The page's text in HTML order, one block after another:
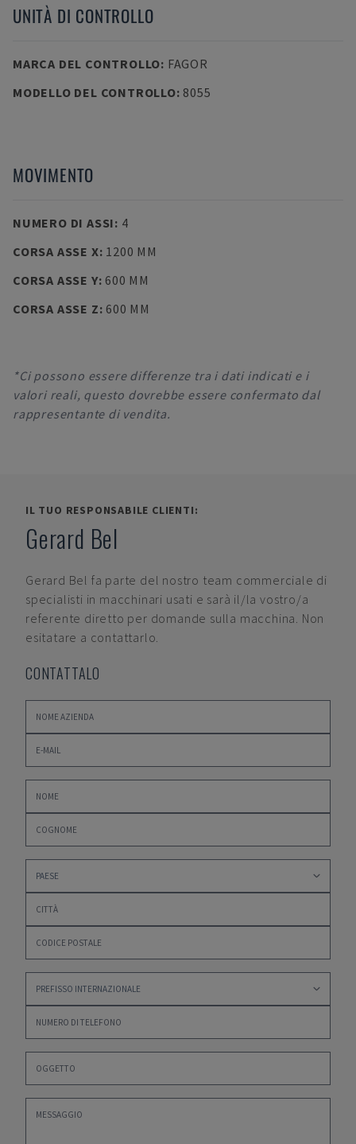
UNITÀ DI CONTROLLO
MARCA DEL CONTROLLO: FAGOR
MODELLO DEL CONTROLLO: 8055
MOVIMENTO
NUMERO DI ASSI: 4
CORSA ASSE X: 1200 MM
CORSA ASSE Y: 600 MM
CORSA ASSE Z: 600 MM
*Ci possono essere differenze tra i dati indicati e i
valori reali, questo dovrebbe essere confermato dal
rappresentante di vendita.
IL TUO RESPONSABILE CLIENTI:
Gerard Bel
Gerard Bel fa parte del nostro team commerciale di
specialisti in macchinari usati e sarà il/la vostro/a
referente diretto per domande sulla macchina. Non
esitatare a contattarlo.
CONTATTALO